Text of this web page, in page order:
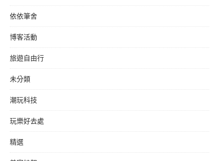
依依筆舍
博客活動
旅遊自由行
未分類
潮玩科技
玩樂好去處
精選